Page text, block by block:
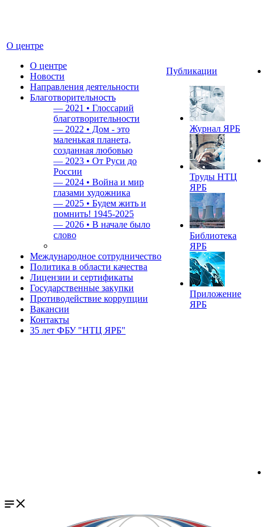
О центре
О центре
Новости
Направления деятельности
Благотворительность
— 2021 • Глоссарий
благотворительности
— 2022 • Дом - это
маленькая планета,
созданная любовью
— 2023 • От Руси до
России
— 2024 • Война и мир
глазами художника
— 2025 • Будем жить и
помнить! 1945-2025
— 2026 • В начале было
слово
Международное сотрудничество
Политика в области качества
Лицензии и сертификаты
Государственные закупки
Противодействие коррупции
Вакансии
Контакты
35 лет ФБУ "НТЦ ЯРБ"
Публикации
Журнал ЯРБ
Труды НТЦ
ЯРБ
Библиотека
ЯРБ
Приложение
ЯРБ